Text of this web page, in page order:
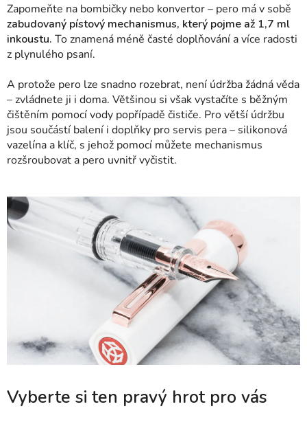
Zapomeňte na bombičky nebo konvertor – pero má v sobě
zabudovaný pístový mechanismus, který pojme až 1,7 ml
inkoustu. To znamená méně časté doplňování a více radosti
z plynulého psaní.
A protože pero lze snadno rozebrat, není údržba žádná věda
– zvládnete ji i doma. Většinou si však vystačíte s běžným
čištěním pomocí vody popřípadě čističe. Pro větší údržbu
jsou součástí balení i doplňky pro servis pera – silikonová
vazelína a klíč, s jehož pomocí můžete mechanismus
rozšroubovat a pero uvnitř vyčistit.
Vyberte si ten pravý hrot pro vás